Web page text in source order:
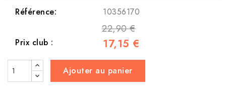
Référence: 10356170
22,90 €
Prix club : 17,15 €
Ajouter au panier